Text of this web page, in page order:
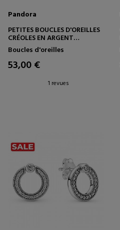
Pandora
PETITES BOUCLES D'OREILLES
CRÉOLES EN ARGENT
STERLING PANDORA HEARTS
296317CZ
Boucles d'oreilles
53,00 €
1 revues